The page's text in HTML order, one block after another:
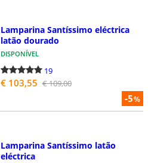
-5%
Lamparina Santíssimo eléctrica
latão dourado
DISPONÍVEL
19
€ 103,55 € 109,00
Lamparina Santíssimo latão
eléctrica